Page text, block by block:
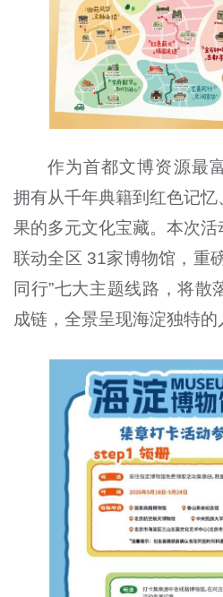
作为首都文博资源最
拥有从千年典籍到红色记
果的多元文化宝藏。本次
联动全区 31家博物馆，重
同行”七大主题线路，将散
成链，全景呈现海淀独特的